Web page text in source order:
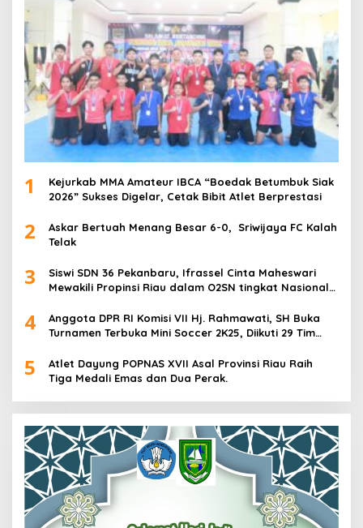
1
Kejurkab MMA Amateur IBCA “Boedak Betumbuk Siak
2026” Sukses Digelar, Cetak Bibit Atlet Berprestasi
2
Askar Bertuah Menang Besar 6-0, Sriwijaya FC Kalah
Telak
3
Siswi SDN 36 Pekanbaru, Ifrassel Cinta Maheswari
Mewakili Propinsi Riau dalam O2SN tingkat Nasional
4
Anggota DPR RI Komisi VII Hj. Rahmawati, SH Buka
Turnamen Terbuka Mini Soccer 2K25, Diikuti 29 Tim
5
Atlet Dayung POPNAS XVII Asal Provinsi Riau Raih
Tiga Medali Emas dan Dua Perak.